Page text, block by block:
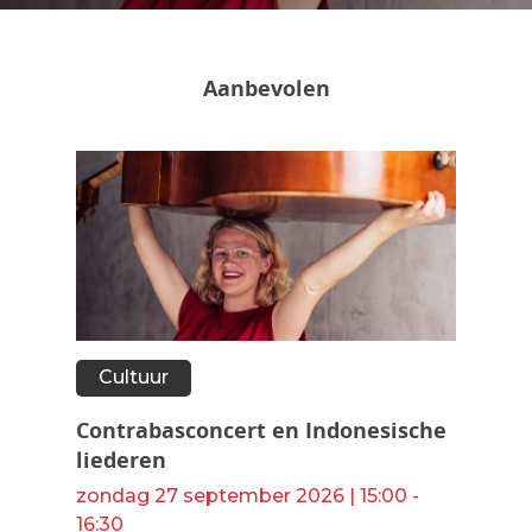
Aanbevolen
Cultuur
Contrabasconcert en Indonesische
liederen
zondag 27 september 2026 | 15:00 -
16:30